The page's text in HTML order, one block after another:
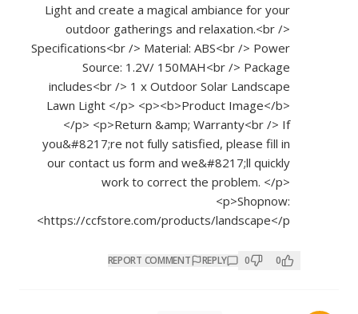
Light and create a magical ambiance for your
outdoor gatherings and relaxation.<br />
Specifications<br /> Material: ABS<br /> Power
Source: 1.2V/ 150MAH<br /> Package
includes<br /> 1 x Outdoor Solar Landscape
Lawn Light </p> <p><b>Product Image</b>
</p> <p>Return &amp; Warranty<br /> If
you&#8217;re not fully satisfied, please fill in
our contact us form and we&#8217;ll quickly
work to correct the problem. </p>
<p>Shopnow:
https://ccfstore.com/products/landscape</p>
REPLY
REPORT COMMENT